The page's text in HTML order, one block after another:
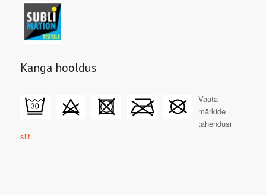
Kanga hooldus
Vaata
märkide
tähendusi
siit.